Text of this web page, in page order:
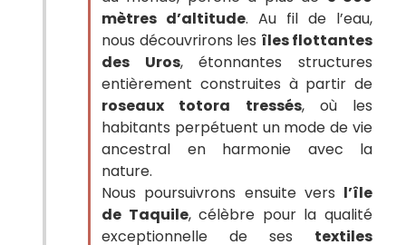
mètres d’altitude. Au fil de l’eau,
nous découvrirons les îles flottantes
des Uros, étonnantes structures
entièrement construites à partir de
roseaux totora tressés, où les
habitants perpétuent un mode de vie
ancestral en harmonie avec la
nature.
Nous poursuivrons ensuite vers l’île
de Taquile, célèbre pour la qualité
exceptionnelle de ses textiles